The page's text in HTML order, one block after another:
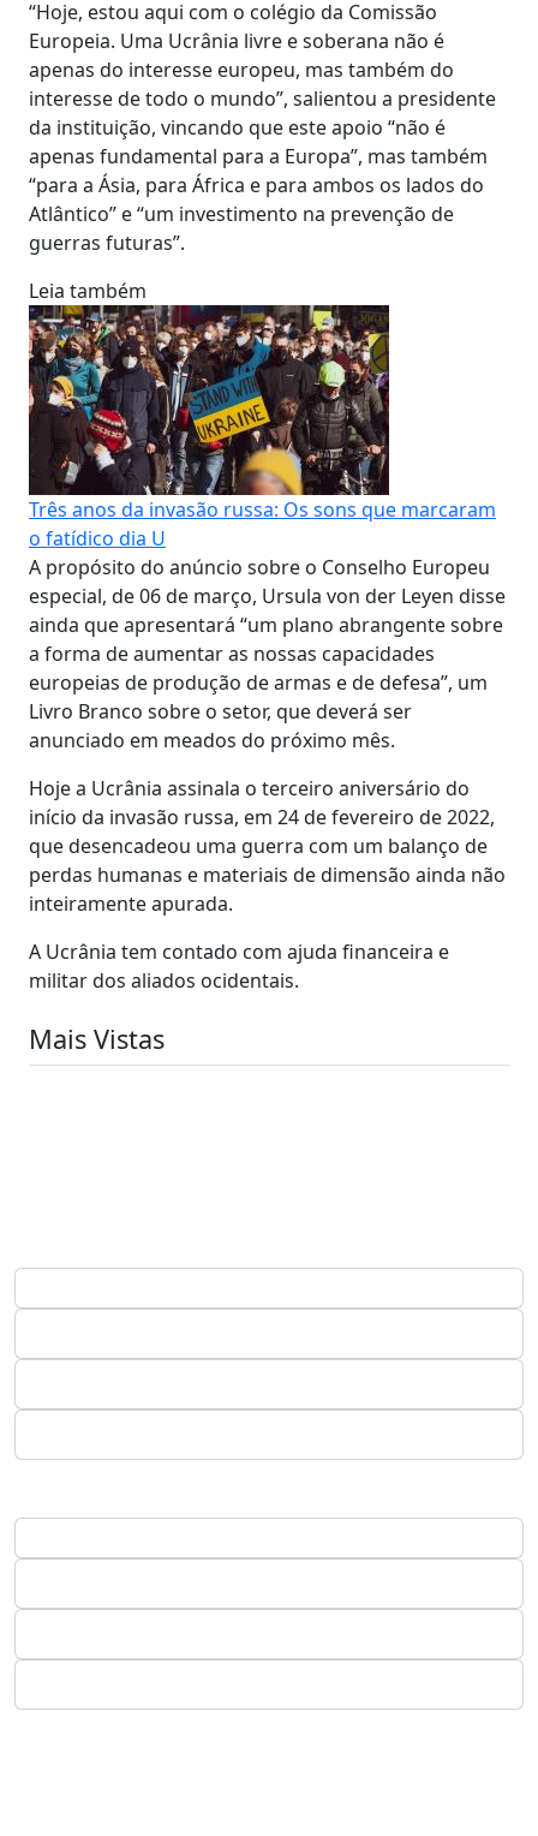
“Hoje, estou aqui com o colégio da Comissão
Europeia. Uma Ucrânia livre e soberana não é
apenas do interesse europeu, mas também do
interesse de todo o mundo”, salientou a presidente
da instituição, vincando que este apoio “não é
apenas fundamental para a Europa”, mas também
“para a Ásia, para África e para ambos os lados do
Atlântico” e “um investimento na prevenção de
guerras futuras”.
Leia também
Três anos da invasão russa: Os sons que marcaram
o fatídico dia U
A propósito do anúncio sobre o Conselho Europeu
especial, de 06 de março, Ursula von der Leyen disse
ainda que apresentará “um plano abrangente sobre
a forma de aumentar as nossas capacidades
europeias de produção de armas e de defesa”, um
Livro Branco sobre o setor, que deverá ser
anunciado em meados do próximo mês.
Hoje a Ucrânia assinala o terceiro aniversário do
início da invasão russa, em 24 de fevereiro de 2022,
que desencadeou uma guerra com um balanço de
perdas humanas e materiais de dimensão ainda não
inteiramente apurada.
A Ucrânia tem contado com ajuda financeira e
militar dos aliados ocidentais.
Mais Vistas